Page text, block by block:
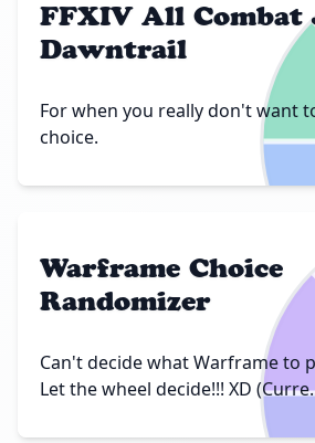
FFXIV All Combat
Dawntrail
For when you really don't want
choice.
Warframe Choice
Randomizer
Can't decide what Warframe to
Let the wheel decide!!! XD